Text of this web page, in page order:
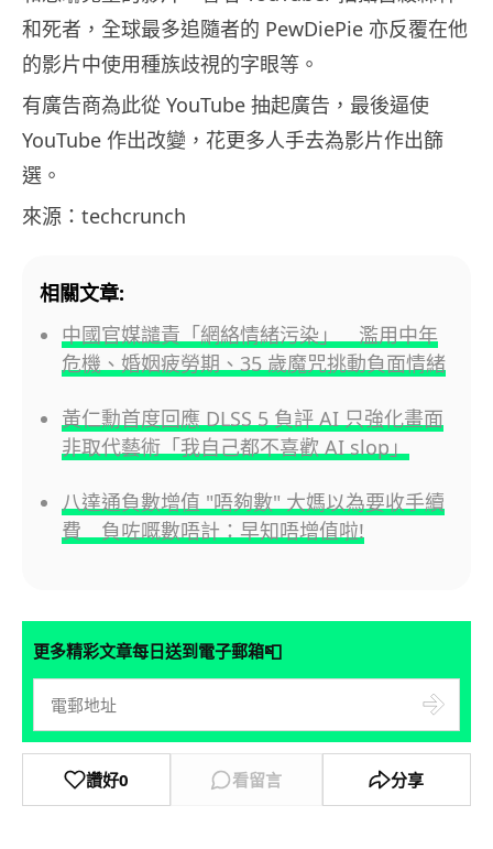
和死者，全球最多追隨者的 PewDiePie 亦反覆在他
的影片中使用種族歧視的字眼等。
有廣告商為此從 YouTube 抽起廣告，最後逼使
YouTube 作出改變，花更多人手去為影片作出篩
選。
來源：techcrunch
相關文章:
中國官媒譴責「網絡情緒污染」 濫用中年
危機、婚姻疲勞期、35 歲魔咒挑動負面情緒
黃仁勳首度回應 DLSS 5 負評 AI 只強化畫面
非取代藝術「我自己都不喜歡 AI slop」
八達通負數增值 "唔夠數" 大媽以為要收手續
費 負咗嘅數唔計：早知唔增值啦!
更多精彩文章每日送到電子郵箱📮
讚好0 看留言 分享